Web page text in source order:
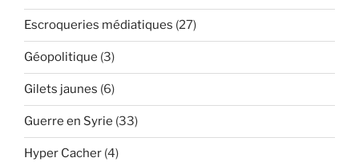
Escroqueries médiatiques (27)
Géopolitique (3)
Gilets jaunes (6)
Guerre en Syrie (33)
Hyper Cacher (4)